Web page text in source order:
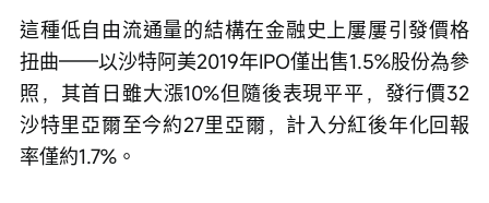
這種低自由流通量的結構在金融史上屢屢引發價格
扭曲——以沙特阿美2019年IPO僅出售1.5%股份為參
照，其首日雖大漲10%但隨後表現平平，發行價32
沙特里亞爾至今約27里亞爾，計入分紅後年化回報
率僅約1.7%。